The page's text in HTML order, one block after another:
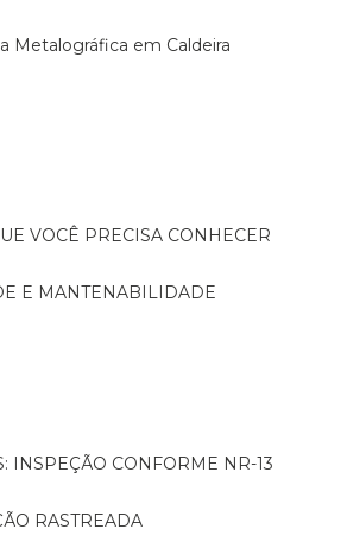
Metalográfica em Caldeira
VOCÊ PRECISA CONHECER
E MANTENABILIDADE
INSPEÇÃO CONFORME NR-13
RASTREADA